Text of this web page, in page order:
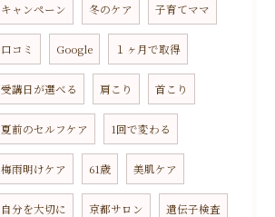
キャンペーン 冬のケア 子育てママ
口コミ Google １ヶ月で取得
受講日が選べる 肩こり 首こり
夏前のセルフケア 1回で変わる
梅雨明けケア 61歳 美肌ケア
自分を大切に 京都サロン 遺伝子検査